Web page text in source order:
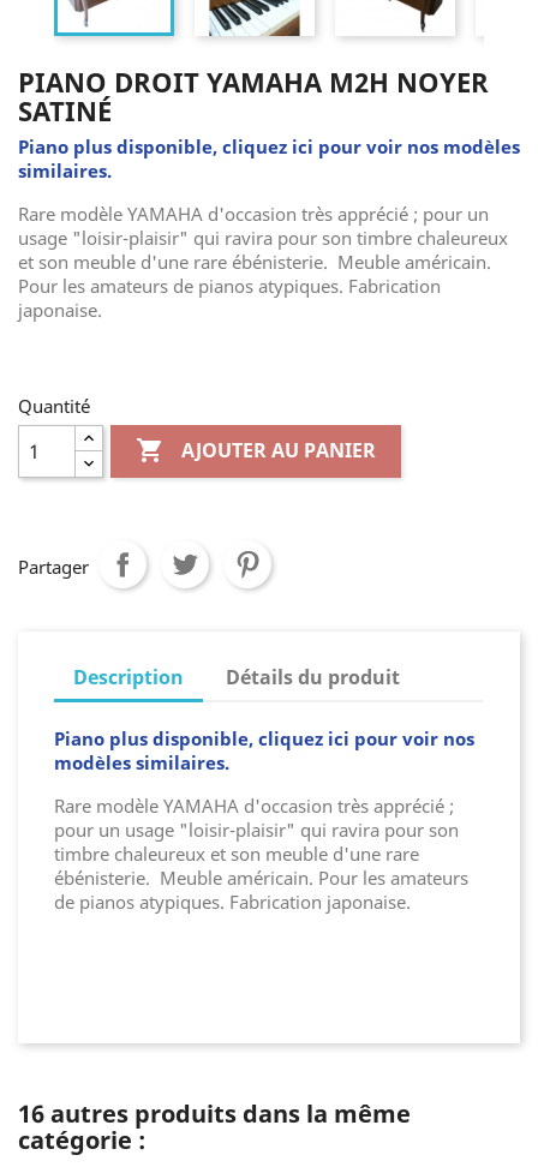
PIANO DROIT YAMAHA M2H NOYER
SATINÉ
Piano plus disponible, cliquez ici pour voir nos modèles
similaires.
Rare modèle YAMAHA d'occasion très apprécié ; pour un
usage "loisir-plaisir" qui ravira pour son timbre chaleureux
et son meuble d'une rare ébénisterie. Meuble américain.
Pour les amateurs de pianos atypiques. Fabrication
japonaise.
Quantité
 AJOUTER AU PANIER
Partager
Description Détails du produit
Piano plus disponible, cliquez ici pour voir nos
modèles similaires.
Rare modèle YAMAHA d'occasion très apprécié ;
pour un usage "loisir-plaisir" qui ravira pour son
timbre chaleureux et son meuble d'une rare
ébénisterie. Meuble américain. Pour les amateurs
de pianos atypiques. Fabrication japonaise.
16 autres produits dans la même
catégorie :